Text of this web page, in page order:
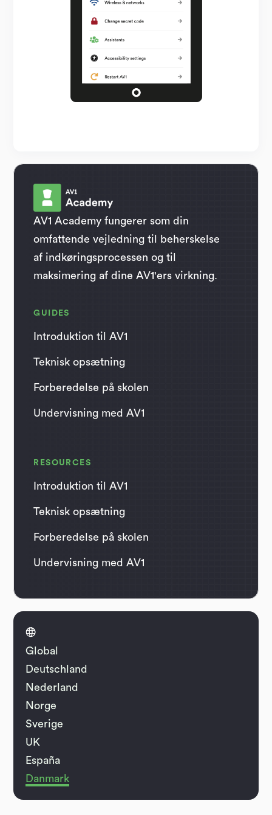
AV1 Academy fungerer som din
omfattende vejledning til beherskelse
af indkøringsprocessen og til
maksimering af dine AV1'ers virkning.
GUIDES
Introduktion til AV1
Teknisk opsætning
Forberedelse på skolen
Undervisning med AV1
RESOURCES
Introduktion til AV1
Teknisk opsætning
Forberedelse på skolen
Undervisning med AV1

Global
Deutschland
Nederland
Norge
Sverige
UK
España
Danmark